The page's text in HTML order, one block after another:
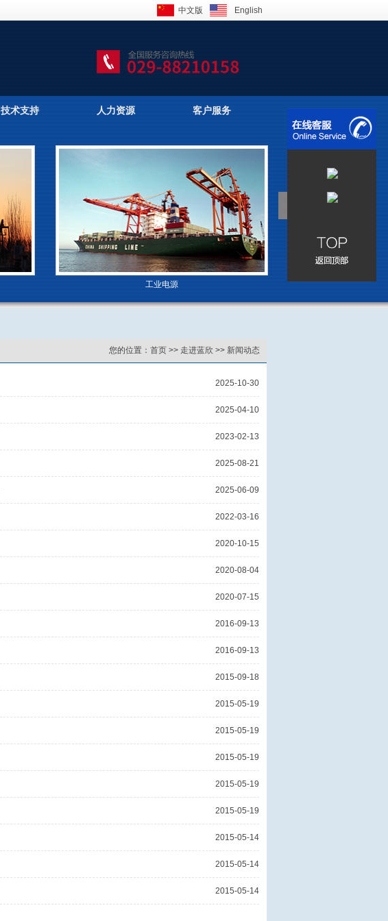
中文版 English
技术支持 人力资源 客户服务
工业电源 高
您的位置： 首页 >> 走进蓝欣 >> 新闻动态
2025-10-30
2025-04-10
2023-02-13
2025-08-21
2025-06-09
2022-03-16
2020-10-15
2020-08-04
2020-07-15
2016-09-13
2016-09-13
2015-09-18
2015-05-19
2015-05-19
2015-05-19
2015-05-19
2015-05-19
2015-05-14
2015-05-14
2015-05-14